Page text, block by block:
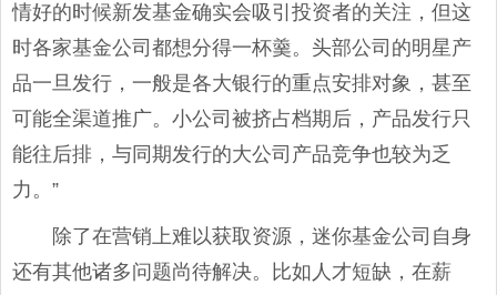
情好的时候新发基金确实会吸引投资者的关注，但这
时各家基金公司都想分得一杯羹。头部公司的明星产
品一旦发行，一般是各大银行的重点安排对象，甚至
可能全渠道推广。小公司被挤占档期后，产品发行只
能往后排，与同期发行的大公司产品竞争也较为乏
力。”
除了在营销上难以获取资源，迷你基金公司自身
还有其他诸多问题尚待解决。比如人才短缺，在薪